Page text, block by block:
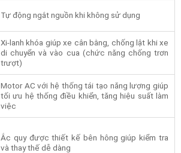
Tự động ngắt nguồn khi không sử dụng
Xi-lanh khóa giúp xe cân bằng, chống lật khi xe
di chuyển và vào cua (chức năng chống trơn
trượt)
Motor AC với hệ thống tái tạo năng lượng giúp
tối ưu hệ thống điều khiển, tăng hiệu suất làm
việc
Ắc quy được thiết kế bên hông giúp kiểm tra
và thay thế dễ dàng